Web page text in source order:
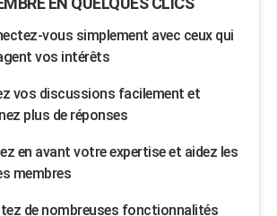
vous simplement avec ceux qui
vos intérêts
vos discussions facilement et
plus de réponses
en avant votre expertise et aidez les
membres
de nombreuses fonctionnalités